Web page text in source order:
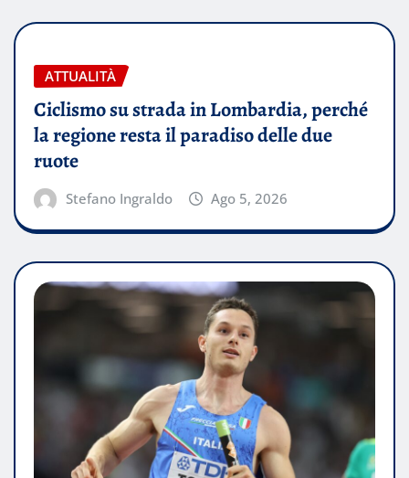
ATTUALITÀ
Ciclismo su strada in Lombardia, perché
la regione resta il paradiso delle due
ruote
Stefano Ingraldo Ago 5, 2026